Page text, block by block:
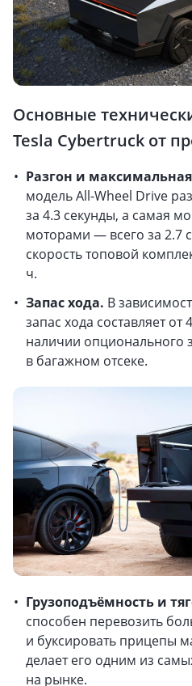
Основные
Tesla Cybertruck от
Разгон и максимальная
модель All-Wheel Drive
за 4.3 секунды, а самая
моторами — всего за 2.7
скорость топовой
ч.
Запас хода. В
запас хода составляет от
наличии опционального
в багажном отсеке.
Грузоподъёмность и
способен перевозить
и буксировать прицепы
делает его одним из
на рынке.